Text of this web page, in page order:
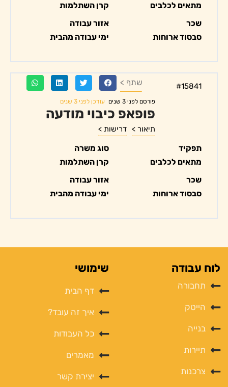
מתאים לכלבים
קרן השתלמות
שכר
סבסוד ארוחות
אזור עבודה
ימי עבודה מהבית
#15841 שתף >
פורסם לפני 3 שנים עודכן לפני 3 שנים
פופאפ כיבוי מודעה
תיאור > דרישות >
תפקיד
מתאים לכלבים
סוג משרה
קרן השתלמות
שכר
סבסוד ארוחות
אזור עבודה
ימי עבודה מהבית
שימושי
דף הבית
איך זה עובד?
כל העבודות
מאמרים
יצירת קשר
לוח עבודה
תחבורה
הייטק
בנייה
תיירות
צרכנות